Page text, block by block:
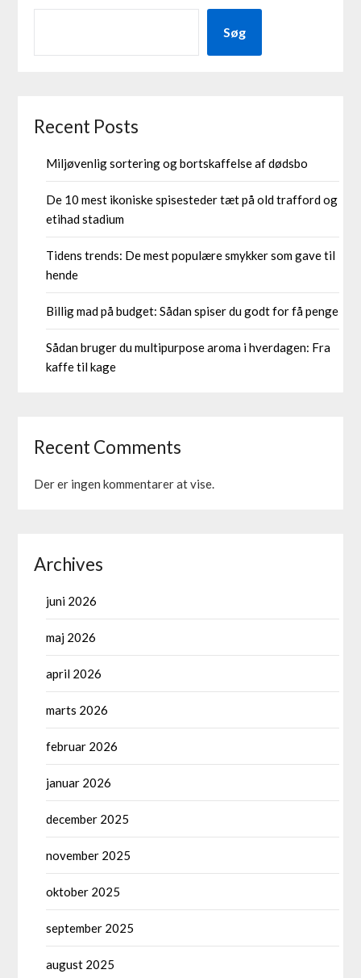
Søg
Recent Posts
Miljøvenlig sortering og bortskaffelse af dødsbo
De 10 mest ikoniske spisesteder tæt på old trafford og
etihad stadium
Tidens trends: De mest populære smykker som gave til
hende
Billig mad på budget: Sådan spiser du godt for få penge
Sådan bruger du multipurpose aroma i hverdagen: Fra
kaffe til kage
Recent Comments
Der er ingen kommentarer at vise.
Archives
juni 2026
maj 2026
april 2026
marts 2026
februar 2026
januar 2026
december 2025
november 2025
oktober 2025
september 2025
august 2025